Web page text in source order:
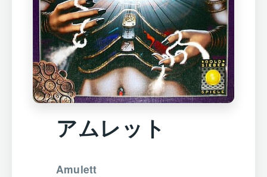
アムレット
Amulett